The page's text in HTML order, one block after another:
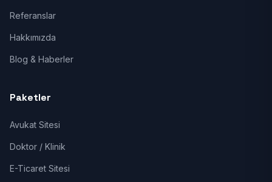
Referanslar
Hakkımızda
Blog & Haberler
Paketler
Avukat Sitesi
Doktor / Klinik
E-Ticaret Sitesi